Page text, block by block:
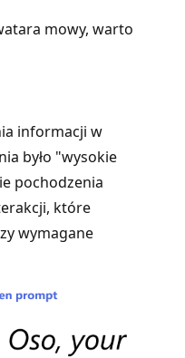
mowy, warto
informacji w
było "wysokie
pochodzenia
które
wymagane